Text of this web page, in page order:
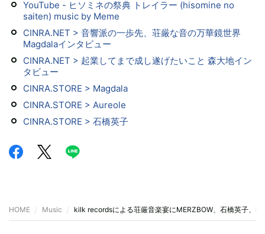
YouTube - ヒソミネの祭典 トレイラー (hisomine no
saiten) music by Meme
CINRA.NET > 音響派の一歩先、荘厳な音の万華鏡世界
Magdalaインタビュー
CINRA.NET > 起業してまで成し遂げたいこと 森大地イン
タビュー
CINRA.STORE > Magdala
CINRA.STORE > Aureole
CINRA.STORE > 石橋英子
HOME Music kilk recordsによる荘厳音楽宴にMERZBOW、石橋英子、